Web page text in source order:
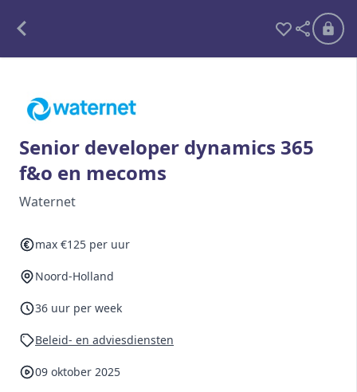
Detachering
Interim opdrachten statistiek
Senior developer dynamics 365
f&o en mecoms
Waternet
max €125 per uur
Noord-Holland
36 uur per week
Beleid- en adviesdiensten
09 oktober 2025